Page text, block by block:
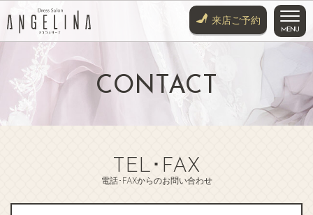
来店ご予約
CONTACT
TEL･ FAX
電話･FAXからのお問い合わせ
HOME